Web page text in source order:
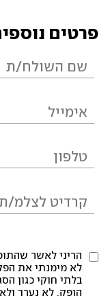
פרטים
הריני לאשר
לא מימנתי את
בלתי חוקי כגון
הופק, לא נערך